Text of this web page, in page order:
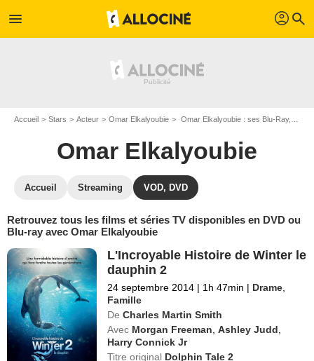
menu profil search
Accueil Stars Acteur Omar Elkalyoubie Omar Elkalyoubie : ses Blu-Ray, DVD, VOD, SVOD
Omar Elkalyoubie
Accueil Streaming VOD, DVD
Retrouvez tous les films et séries TV disponibles en DVD ou
Blu-ray avec Omar Elkalyoubie
L'Incroyable Histoire de Winter le
dauphin 2
24 septembre 2014 | 1h 47min | Drame
Famille
De Charles Martin Smith
Avec Morgan Freeman ,Ashley Judd
Harry Connick Jr
Titre original Dolphin Tale 2